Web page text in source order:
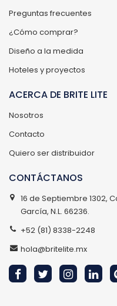
Preguntas frecuentes
¿Cómo comprar?
Diseño a la medida
Hoteles y proyectos
ACERCA DE BRITE LITE
Nosotros
Contacto
Quiero ser distribuidor
CONTÁCTANOS
16 de Septiembre 1302,
García, N.L. 66236.
+52 (81) 8338-2248
hola@britelite.mx